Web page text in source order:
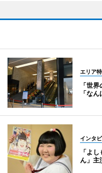
エリア
「世
「な
インタ
「よ
ん」主